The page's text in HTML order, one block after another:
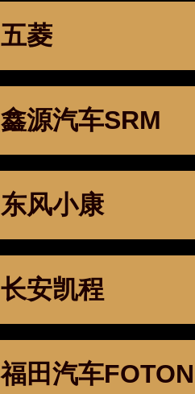
五菱
鑫源汽车SRM
东风小康
长安凯程
福田汽车FOTON